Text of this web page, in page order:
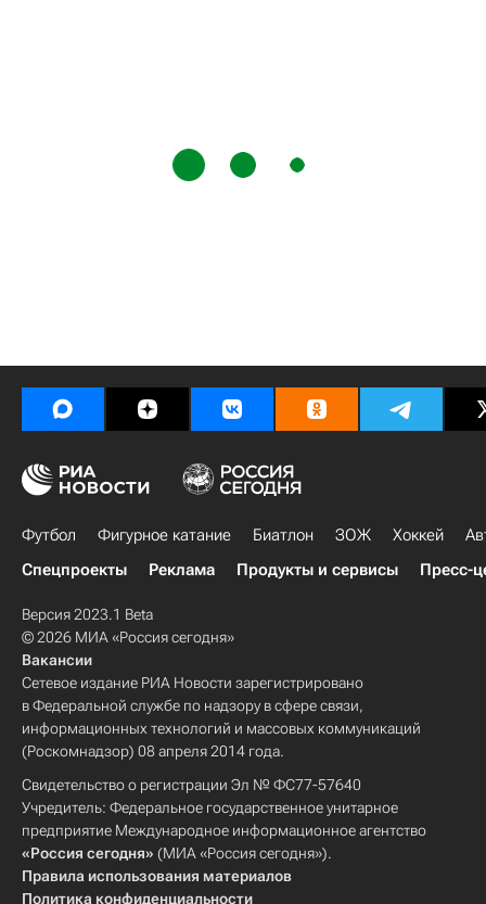
Футбол Фигурное катание Биатлон ЗОЖ Хоккей
Спецпроекты
Реклама Продукты и сервисы Пресс-
Версия 2023.1 Beta
© 2026 МИА «Россия сегодня»
Вакансии
Сетевое издание РИА Новости зарегистрировано
в Федеральной службе по надзору в сфере связи,
информационных технологий и массовых коммуникаций
(Роскомнадзор) 08 апреля 2014 года.
Свидетельство о регистрации Эл № ФС77-57640
Учредитель: Федеральное государственное унитарное
предприятие Международное информационное агентство
«Россия сегодня» (МИА «Россия сегодня»).
Правила использования материалов
Политика конфиденциальности